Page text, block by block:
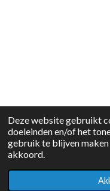
Deze website gebruikt
doeleinden en/of het
gebruik te blijven maken
akkoord.
E-mailadres